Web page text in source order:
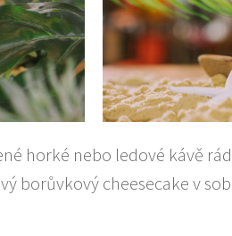
horké nebo ledové kávě
borůvkový cheesecake v